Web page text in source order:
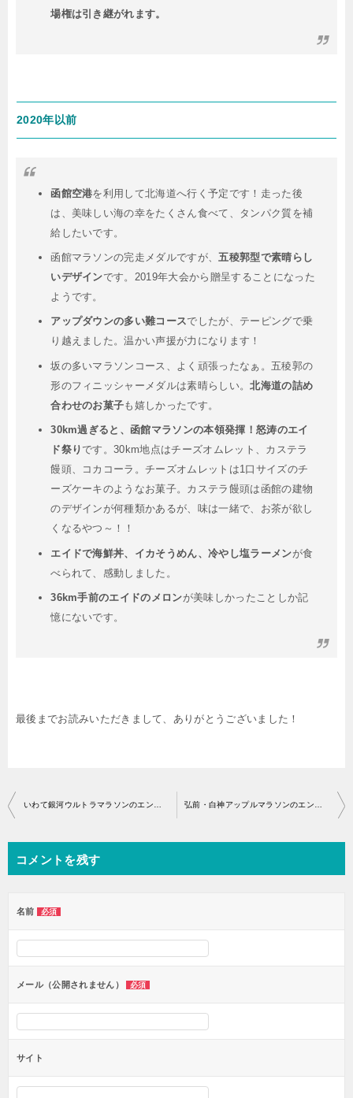
場権は引き継がれます。
2020年以前
函館空港を利用して北海道へ行く予定です！走った後
は、美味しい海の幸をたくさん食べて、タンパク質を補
給したいです。
函館マラソンの完走メダルですが、五稜郭型で素晴らし
いデザインです。2019年大会から贈呈することになった
ようです。
アップダウンの多い難コースでしたが、テーピングで乗
り越えました。温かい声援が力になります！
坂の多いマラソンコース、よく頑張ったなぁ。五稜郭の
形のフィニッシャーメダルは素晴らしい。北海道の詰め
合わせのお菓子も嬉しかったです。
30km過ぎると、函館マラソンの本領発揮！怒涛のエイ
ド祭り です。30km地点はチーズオムレット、カステラ
饅頭、コカコーラ。チーズオムレットは1口サイズのチ
ーズケーキのようなお菓子。カステラ饅頭は函館の建物
のデザインが何種類かあるが、味は一緒で、お茶が欲し
くなるやつ～！！
エイドで海鮮丼、イカそうめん、冷やし塩ラーメンが食
べられて、感動しました。
36km手前のエイドのメロンが美味しかったことしか記
憶にないです。
最後までお読みいただきまして、ありがとうございました！
投
稿
ナ
ビ
シ
ョ
ン
コメントを残す
名前 必須
メール（公開されません） 必須
サイト